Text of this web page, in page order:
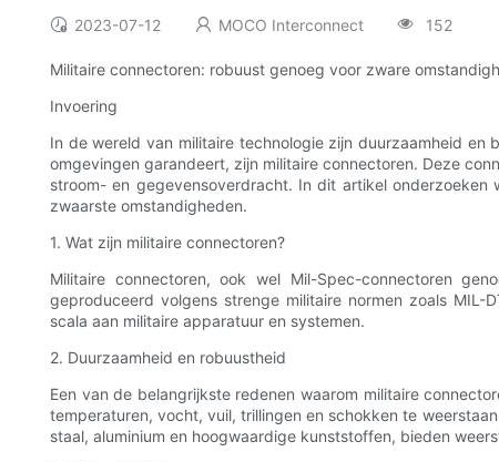
2023-07-12 MOCO Interconnect 152
Militaire connectoren: robuust genoeg voor zware
Invoering
In de wereld van militaire technologie zijn duurzaamheid
omgevingen garandeert, zijn militaire connectoren. Deze
stroom- en gegevensoverdracht. In dit artikel
zwaarste omstandigheden.
1. Wat zijn militaire connectoren?
Militaire connectoren, ook wel Mil-Spec-connectoren
geproduceerd volgens strenge militaire normen zoals
scala aan militaire apparatuur en systemen.
2. Duurzaamheid en robuustheid
Een van de belangrijkste redenen waarom militaire
temperaturen, vocht, vuil, trillingen en schokken te
staal, aluminium en hoogwaardige kunststoffen, bieden